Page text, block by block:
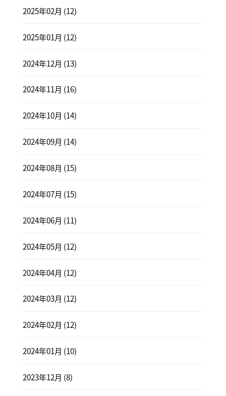
2025年02月 (12)
2025年01月 (12)
2024年12月 (13)
2024年11月 (16)
2024年10月 (14)
2024年09月 (14)
2024年08月 (15)
2024年07月 (15)
2024年06月 (11)
2024年05月 (12)
2024年04月 (12)
2024年03月 (12)
2024年02月 (12)
2024年01月 (10)
2023年12月 (8)